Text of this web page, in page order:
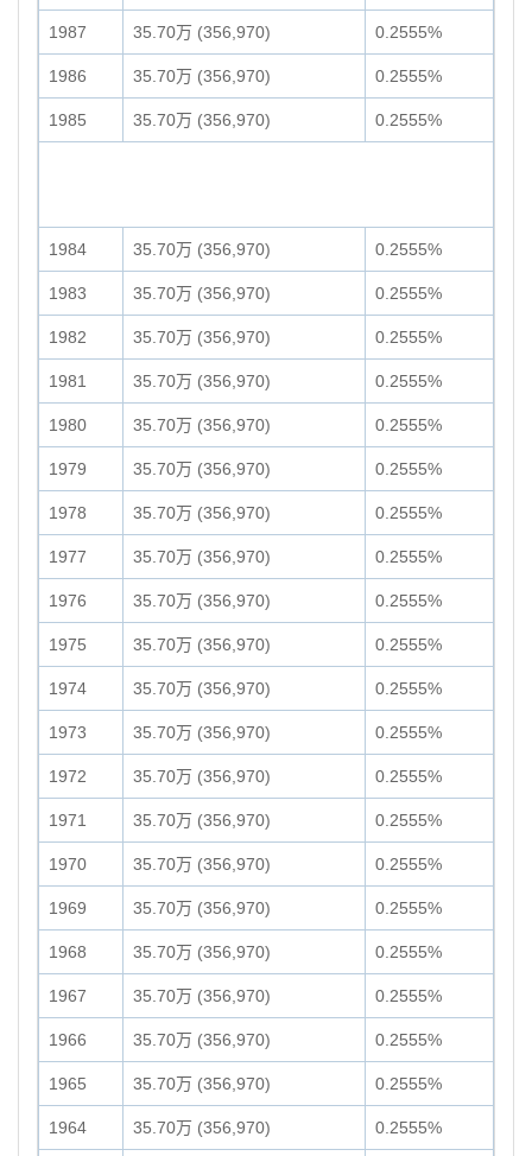
1987 35.70万 (356,970) 0.2555%
1986 35.70万 (356,970) 0.2555%
1985 35.70万 (356,970) 0.2555%
1984 35.70万 (356,970) 0.2555%
1983 35.70万 (356,970) 0.2555%
1982 35.70万 (356,970) 0.2555%
1981 35.70万 (356,970) 0.2555%
1980 35.70万 (356,970) 0.2555%
1979 35.70万 (356,970) 0.2555%
1978 35.70万 (356,970) 0.2555%
1977 35.70万 (356,970) 0.2555%
1976 35.70万 (356,970) 0.2555%
1975 35.70万 (356,970) 0.2555%
1974 35.70万 (356,970) 0.2555%
1973 35.70万 (356,970) 0.2555%
1972 35.70万 (356,970) 0.2555%
1971 35.70万 (356,970) 0.2555%
1970 35.70万 (356,970) 0.2555%
1969 35.70万 (356,970) 0.2555%
1968 35.70万 (356,970) 0.2555%
1967 35.70万 (356,970) 0.2555%
1966 35.70万 (356,970) 0.2555%
1965 35.70万 (356,970) 0.2555%
1964 35.70万 (356,970) 0.2555%